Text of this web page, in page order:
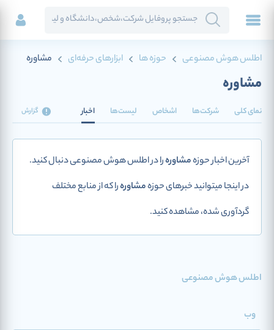
اطلس هوش مصنوعی حوزه ها ابزارهای حرفه‌ای مشاوره
مشاوره
نمای کلی شرکت‌ها اشخاص لیست‌ها اخبار گزارش
آخرین اخبار حوزهمشاورهرا در اطلس هوش مصنوعی دنبال کنید.
در اینجا میتوانید خبرهای حوزهمشاورهرا که از منابع مختلف
گردآوری شده، مشاهده کنید.
اطلس هوش مصنوعی
وب